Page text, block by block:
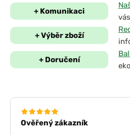
+ Komunikaci
+ Výběr zboží
+ Doručení
Ověřený zákazník